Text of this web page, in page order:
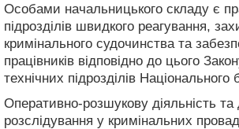
Особами начальницького складу є
підрозділів швидкого реагування,
кримінального судочинства та
працівників відповідно до цього
технічних підрозділів Національного
Оперативно-розшукову діяльність та
розслідування у кримінальних